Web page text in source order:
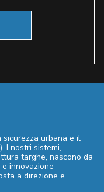
urbana e il
I nostri sistemi,
targhe, nascono da
innovazione
a direzione e